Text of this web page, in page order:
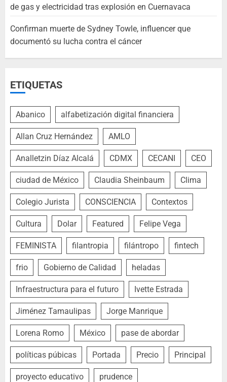
de gas y electricidad tras explosión en Cuernavaca
Confirman muerte de Sydney Towle, influencer que
documentó su lucha contra el cáncer
ETIQUETAS
Abanico alfabetización digital financiera
Allan Cruz Hernández AMLO
Analletzin Díaz Alcalá CDMX CECANI CEO
ciudad de México Claudia Sheinbaum Clima
Colegio Jurista CONSCIENCIA Contextos
Cultura Dolar Featured Felipe Vega
FEMINISTA filantropia filántropo fintech
frio Gobierno de Calidad heladas
Infraestructura para el futuro Ivette Estrada
Jiménez Tamaulipas Jorge Manrique
Lorena Romo México pase de abordar
políticas púbicas Portada Precio Principal
proyecto educativo prudence